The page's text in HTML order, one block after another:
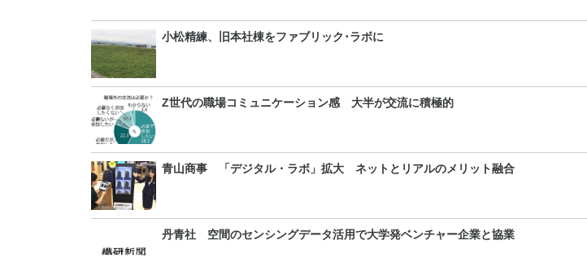
小松精練、旧本社棟をファブリック･ラボに
Z世代の職場コミュニケーション感 大半が交流に積極的
青山商事 「デジタル・ラボ」拡大 ネットとリアルのメリット融合
丹青社 空間のセンシングデータ活用で大学発ベンチャー企業と協業